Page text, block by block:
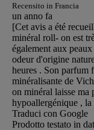
Recensito in Francia
un anno fa
[Cet avis a été
minéral roll- on est
également aux
odeur d'origine
heures . Son parfum
minéralisante de
on minéral laisse ma
hypoallergénique ,
Traduci con Google
Prodotto testato in